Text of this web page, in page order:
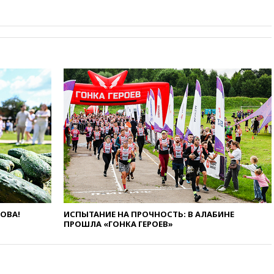
19:19Россиянка погибла во
Французских Альпах
складе в Брянске
ликвидировано
18:55 Минобороны отчиталось
об ударах по двум украинским
сухогрузам в Черном море
18:47Школьники из РФ стали
абсолютными чемпионами на
олимпиаде по ИИ
18:39Два человека погибли в
результате удара ВСУ по
многоэтажке в Керчи
18:25Беспилотник атаковал
побережья Новороссийска
ИСПЫТАНИЕ НА ПРОЧНОСТЬ: В АЛАБИНЕ
ПРОШЛА «ГОНКА ГЕРОЕВ»